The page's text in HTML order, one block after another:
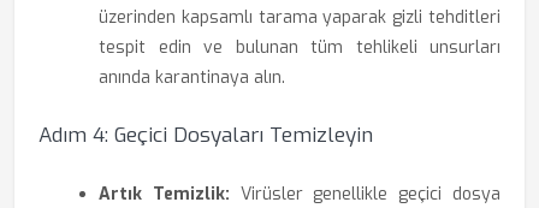
üzerinden kapsamlı tarama yaparak gizli tehditleri
tespit edin ve bulunan tüm tehlikeli unsurları
anında karantinaya alın.
Adım 4: Geçici Dosyaları Temizleyin
Artık Temizlik: Virüsler genellikle geçici dosya